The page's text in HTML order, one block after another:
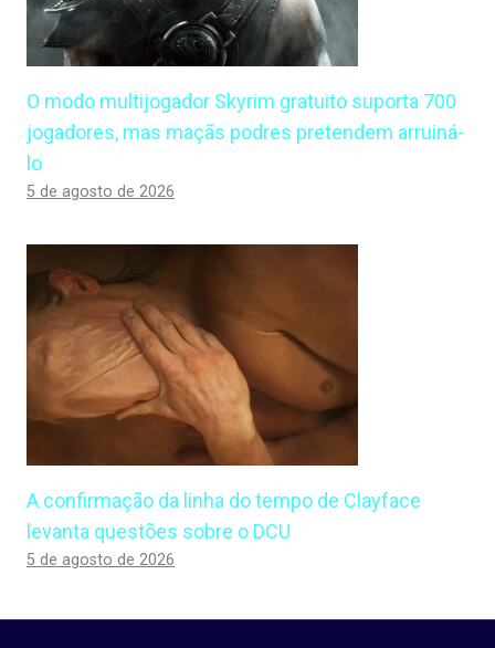
O modo multijogador Skyrim gratuito suporta 700
jogadores, mas maçãs podres pretendem arruiná-
lo
5 de agosto de 2026
A confirmação da linha do tempo de Clayface
levanta questões sobre o DCU
5 de agosto de 2026